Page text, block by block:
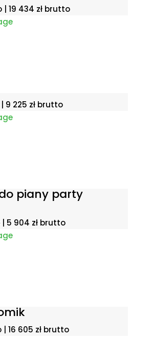
19 434 złbrutto
9 225 złbrutto
piany party
5 904 złbrutto
16 605 złbrutto